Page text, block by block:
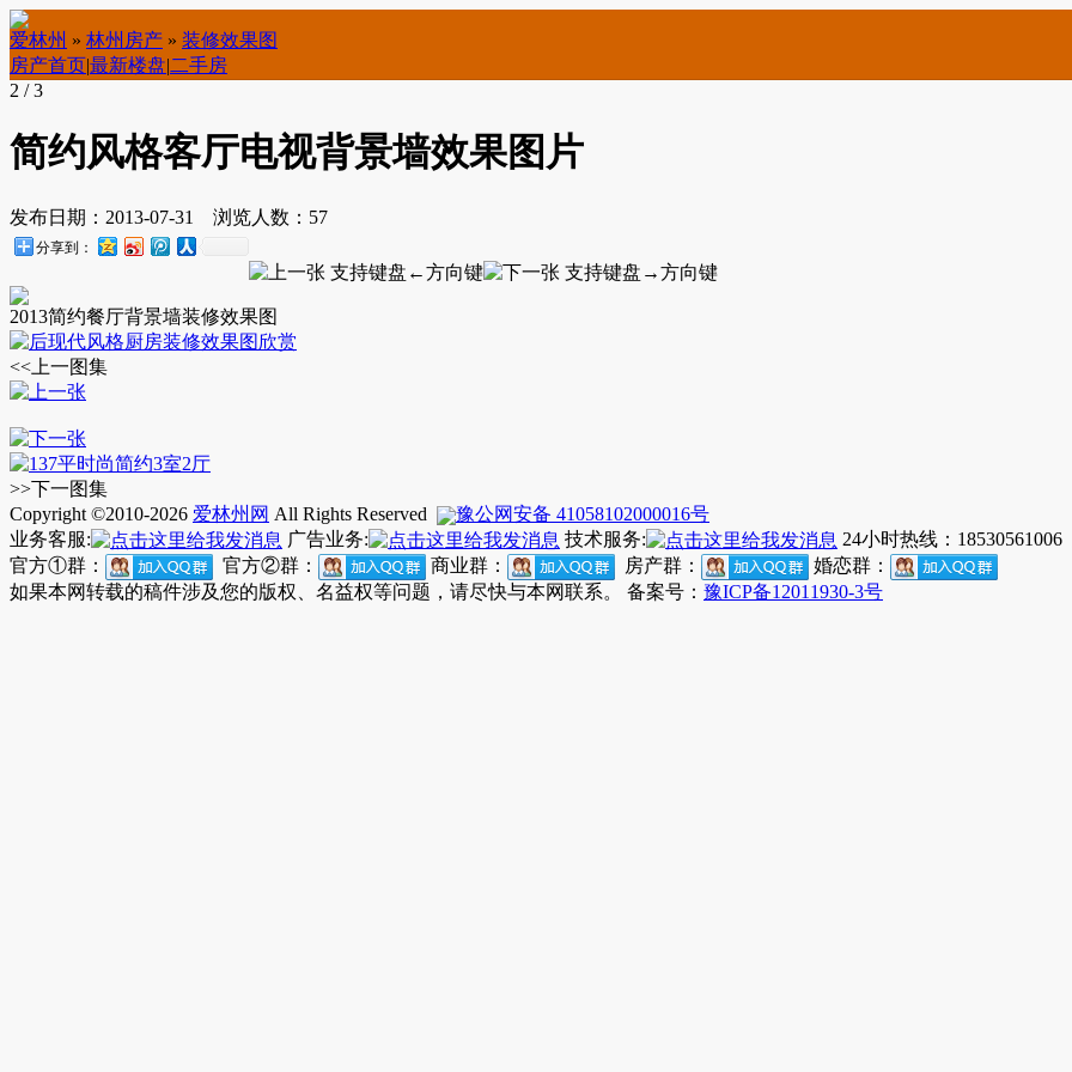
爱林州 » 林州房产 » 装修效果图
房产首页|最新楼盘|二手房
2 / 3
简约风格客厅电视背景墙效果图片
发布日期： 2013-07-31 浏览人数： 57
分享到：
2013简约餐厅背景墙装修效果图
<<上一图集
>>下一图集
Copyright ©2010-2026 爱林州网 All Rights Reserved
豫公网安备 41058102000016号
业务客服:
广告业务: 技术服务:
24小时热线：
官方①群：
官方②群： 商业群： 房产群：
婚恋群：
如果本网转载的稿件涉及您的版权、名益权等问题，请尽快与本网联系。 备案号： 豫ICP备12011930-3号